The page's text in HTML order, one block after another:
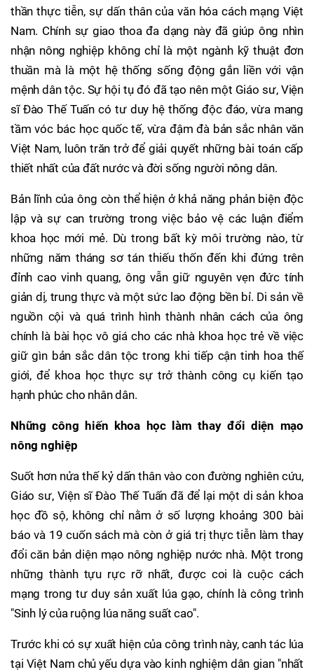
thần thực tiễn, sự dấn thân của văn hóa cách mạng Việt
Nam. Chính sự giao thoa đa dạng này đã giúp ông nhìn
nhận nông nghiệp không chỉ là một ngành kỹ thuật đơn
thuần mà là một hệ thống sống động gắn liền với vận
mệnh dân tộc. Sự hội tụ đó đã tạo nên một Giáo sư, Viện
sĩ Đào Thế Tuấn có tư duy hệ thống độc đáo, vừa mang
tầm vóc bác học quốc tế, vừa đậm đà bản sắc nhân văn
Việt Nam, luôn trăn trở để giải quyết những bài toán cấp
thiết nhất của đất nước và đời sống người nông dân.
Bản lĩnh của ông còn thể hiện ở khả năng phản biện độc
lập và sự can trường trong việc bảo vệ các luận điểm
khoa học mới mẻ. Dù trong bất kỳ môi trường nào, từ
những năm tháng sơ tán thiếu thốn đến khi đứng trên
đỉnh cao vinh quang, ông vẫn giữ nguyên vẹn đức tính
giản dị, trung thực và một sức lao động bền bỉ. Di sản về
nguồn cội và quá trình hình thành nhân cách của ông
chính là bài học vô giá cho các nhà khoa học trẻ về việc
giữ gìn bản sắc dân tộc trong khi tiếp cận tinh hoa thế
giới, để khoa học thực sự trở thành công cụ kiến tạo
hạnh phúc cho nhân dân.
Những công hiến khoa học làm thay đổi diện mạo
nông nghiệp
Suốt hơn nửa thế kỷ dấn thân vào con đường nghiên cứu,
Giáo sư, Viện sĩ Đào Thế Tuấn đã để lại một di sản khoa
học đồ sộ, không chỉ nằm ở số lượng khoảng 300 bài
báo và 19 cuốn sách mà còn ở giá trị thực tiễn làm thay
đổi căn bản diện mạo nông nghiệp nước nhà. Một trong
những thành tựu rực rỡ nhất, được coi là cuộc cách
mạng trong tư duy sản xuất lúa gạo, chính là công trình
"Sinh lý của ruộng lúa năng suất cao".
Trước khi có sự xuất hiện của công trình này, canh tác lúa
tại Việt Nam chủ yếu dựa vào kinh nghiệm dân gian "nhất